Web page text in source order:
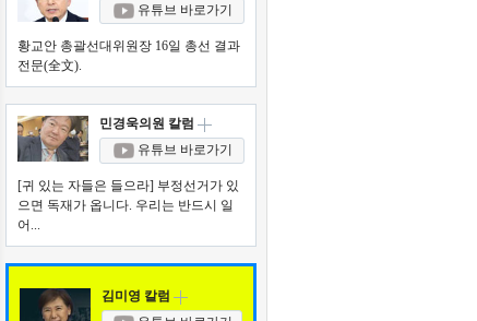
유튜브 바로가기
황교안 총괄선대위원장 16일 총선 결과
전문(全文).
민경욱의원 칼럼
유튜브 바로가기
[귀 있는 자들은 들으라] 부정선거가 있
으면 독재가 옵니다. 우리는 반드시 일
어...
김미영 칼럼